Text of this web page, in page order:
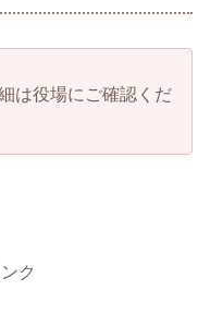
は役場にご確認くだ
ク